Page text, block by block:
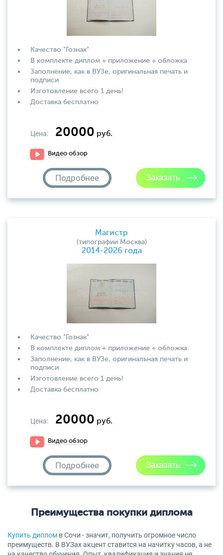
Качество "Гознак"
В комплекте диплом + приложение + обложка
Заполнение, как в ВУЗе, оригинальная печать и
подписи
Изготовление всего 1 день!
Доставка бесплатно
Цена: 20000 руб.
Видео обзор
Подробнее
Магистр
(типографии Москва)
2014-2026 года
Качество "Гознак"
В комплекте диплом + приложение + обложка
Заполнение, как в ВУЗе, оригинальная печать и
подписи
Изготовление всего 1 день!
Доставка бесплатно
Цена: 20000 руб.
Видео обзор
Подробнее
Преимущества покупки диплома
Купить диплом в Сочи - значит, получить огромное число
преимуществ. В ВУЗах акцент ставится на начитку часов, а не